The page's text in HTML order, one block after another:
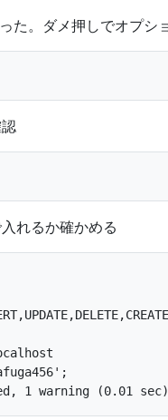
た。ダメ押しでオプシ
れるか確かめる